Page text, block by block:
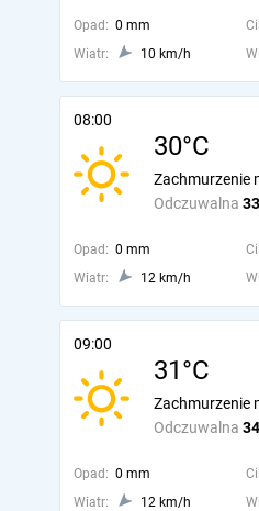
Opad: 0 mm
Wiatr:
10 km/h
08:00
30°C
Odczuwalna
Zachmurzenie
Opad: 0 mm
Wiatr:
12 km/h
09:00
31°C
Odczuwalna
Zachmurzenie
Opad: 0 mm
Wiatr:
12 km/h